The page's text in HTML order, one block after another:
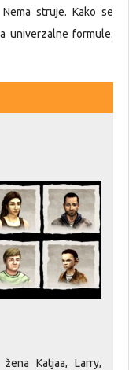
struje. Kako se
univerzalne formule.
Katjaa, Larry,